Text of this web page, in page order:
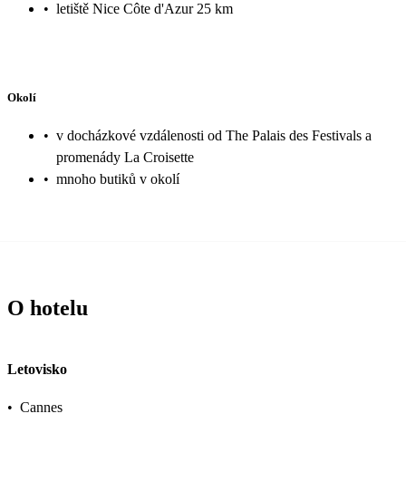
• letiště Nice Côte d'Azur 25 km
Okolí
• v docházkové vzdálenosti od The Palais des Festivals a
promenády La Croisette
• mnoho butiků v okolí
O hotelu
Letovisko
• Cannes